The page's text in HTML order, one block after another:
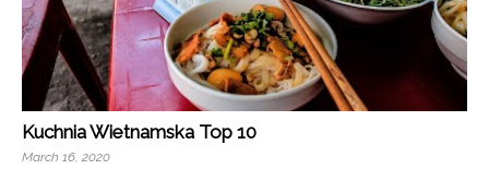
Kuchnia Wietnamska Top 10
March 16, 2020